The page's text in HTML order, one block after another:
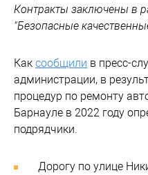
Контракты заключены в
"Безопасные
Как сообщили в пресс-
администрации, в
процедур по ремонту
Барнауле в 2022 году
подрядчики.
Дорогу по улице